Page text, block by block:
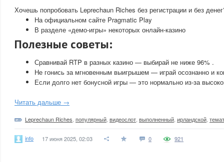
Хочешь попробовать Leprechaun Riches без регистрации и без
На официальном сайте Pragmatic Play
В разделе «демо-игры» некоторых онлайн-казино
Полезные советы:
Сравнивай RTP в разных казино — выбирай не ниже 96% .
Не гонись за мгновенным выигрышем — играй осознанно и
Если долго нет бонусной игры — это нормально из-за
Читать дальше →
Leprechaun Riches популярный видеослот выполненный ирландской
info 17 июня 2025, 02:03 0 921